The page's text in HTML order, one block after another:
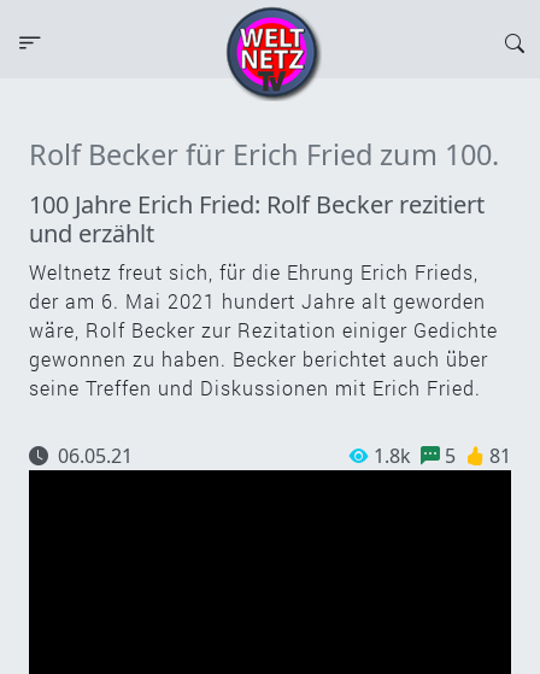
Rolf Becker für Erich Fried zum 100.
100 Jahre Erich Fried: Rolf Becker rezitiert
und erzählt
Weltnetz freut sich, für die Ehrung Erich Frieds,
der am 6. Mai 2021 hundert Jahre alt geworden
wäre, Rolf Becker zur Rezitation einiger Gedichte
gewonnen zu haben. Becker berichtet auch über
seine Treffen und Diskussionen mit Erich Fried.
06.05.21 1.8k 5 81